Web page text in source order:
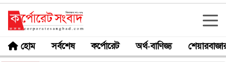
হোম সর্বশেষ কর্পোরেট অর্থ-বাণিজ্য